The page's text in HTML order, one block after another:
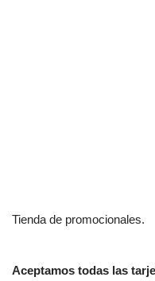
Tienda de promocionales.
Aceptamos todas las